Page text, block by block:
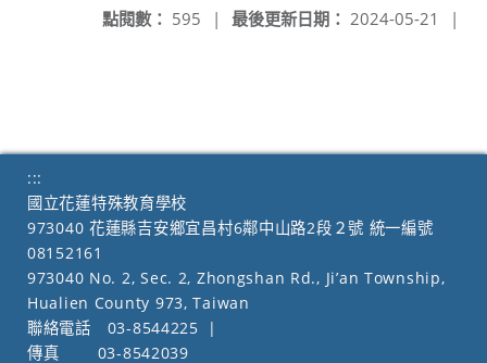
最後更新日期： 2024-05-21 |
點閱數： 595 |
:::
國立花蓮特殊教育學校
973040 花蓮縣吉安鄉宜昌村6鄰中山路2段２號 統一編號
08152161
973040 No. 2, Sec. 2, Zhongshan Rd., Ji’an Township,
Hualien County 973, Taiwan
聯絡電話
03-8544225
|
傳真
03-8542039